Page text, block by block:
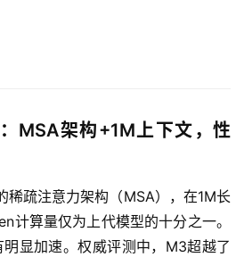
MSA架构+1M上下文，性
稀疏注意力架构（MSA），在1M长
计算量仅为上代模型的十分之一。
显加速。权威评测中，M3超越了